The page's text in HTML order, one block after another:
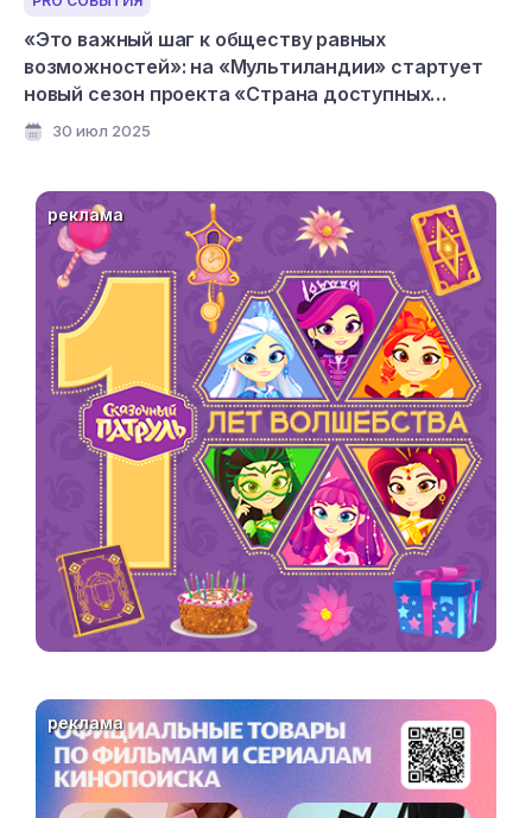
«Это важный шаг к обществу равных
возможностей»: на «Мультиландии» стартует
новый сезон проекта «Страна доступных
мультфильмов»
30 июл 2025
реклама
реклама